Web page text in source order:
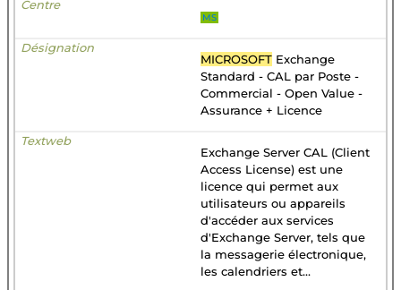
MS
MICROSOFT Exchange
Standard - CAL par Poste -
Commercial - Open Value -
Assurance + Licence
Exchange Server CAL (Client
Access License) est une
licence qui permet aux
utilisateurs ou appareils
d'accéder aux services
d'Exchange Server, tels que
la messagerie électronique,
les calendriers et...